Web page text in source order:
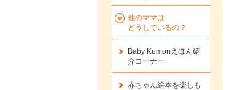
他のママは
どうしているの？
Baby Kumonえほん紹
介コーナー
赤ちゃん絵本を楽しも